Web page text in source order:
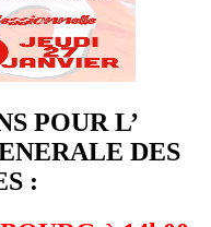
POUR L’
DES
: